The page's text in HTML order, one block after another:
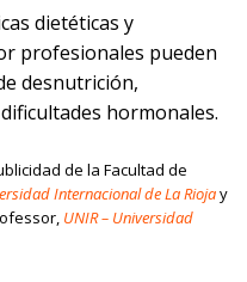
dietéticas y
profesionales pueden
desnutrición,
hormonales.
de la Facultad de
Internacional de La Riojay
UNIR – Universidad